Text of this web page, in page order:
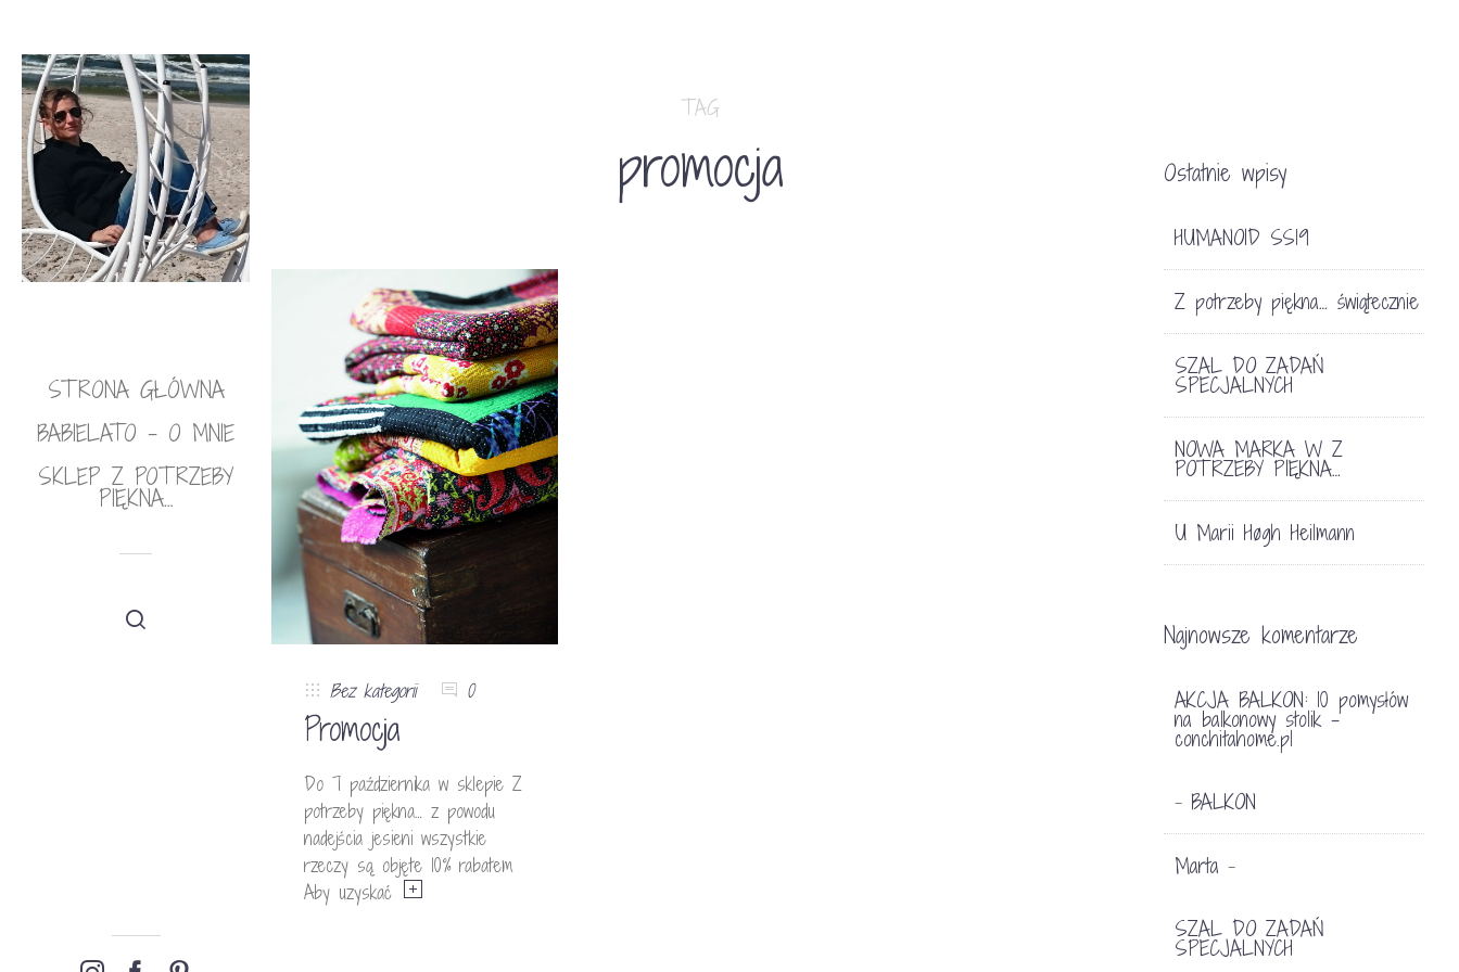
STRONA GŁÓWNA
BABIELATO – O MNIE
SKLEP Z POTRZEBY
PIĘKNA…
TAG
promocja
Bez kategorii 0
Promocja
Do 7 października w sklepie Z
potrzeby piękna… z powodu
nadejścia jesieni wszystkie
rzeczy są objęte 10% rabatem
Aby uzyskać
Ostatnie wpisy
HUMANOID SS19
Z potrzeby piękna… świątecznie
SZAL DO ZADAŃ
SPECJALNYCH
NOWA MARKA W Z
POTRZEBY PIĘKNA…
U Marii Høgh Heilmann
Najnowsze komentarze
AKCJA BALKON: 10 pomysłów
na balkonowy stolik -
conchitahome.pl
- BALKON
Marta -
SZAL DO ZADAŃ
SPECJALNYCH